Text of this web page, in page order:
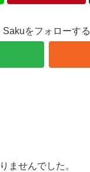
Sakuをフォローする
ませんでした。